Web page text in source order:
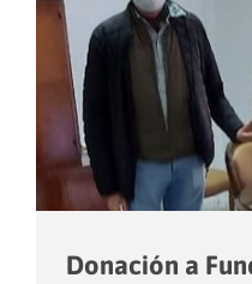
Donación a